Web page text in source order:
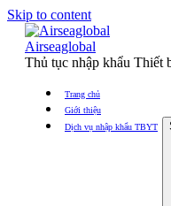
Skip to content
Airseaglobal
Thủ tục nhập khẩu Thiết
Trang chủ
Giới thiệu
Dịch vụ nhập khẩu TBYT